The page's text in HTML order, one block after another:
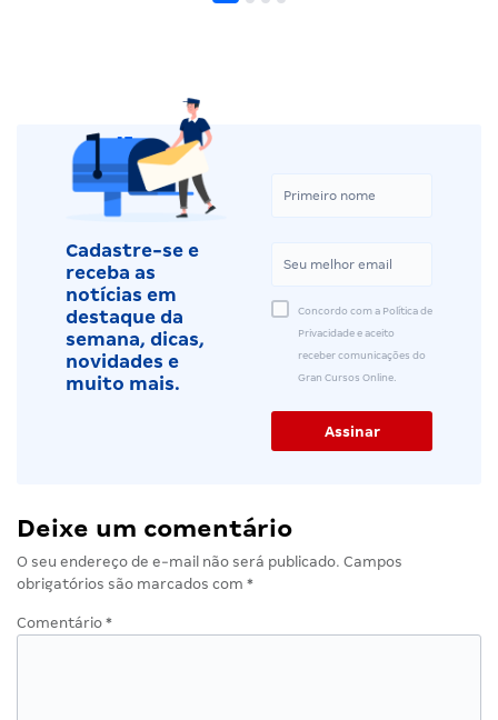
Cadastre-se e
receba as
notícias em
destaque da
semana, dicas,
novidades e
muito mais.
Concordo com a Política de
Privacidade e aceito
receber comunicações do
Gran Cursos Online.
Deixe um comentário
O seu endereço de e-mail não será publicado. Campos
obrigatórios são marcados com *
Comentário *